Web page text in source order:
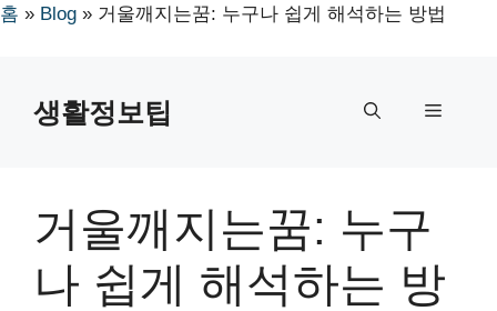
홈 » Blog » 거울깨지는꿈: 누구나 쉽게 해석하는 방법
생활정보팁 메
거울깨지는꿈: 누구
나 쉽게 해석하는 방